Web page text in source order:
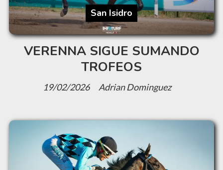
VERENNA SIGUE SUMANDO
TROFEOS
Adrian Dominguez
San Isidro
19/02/2026